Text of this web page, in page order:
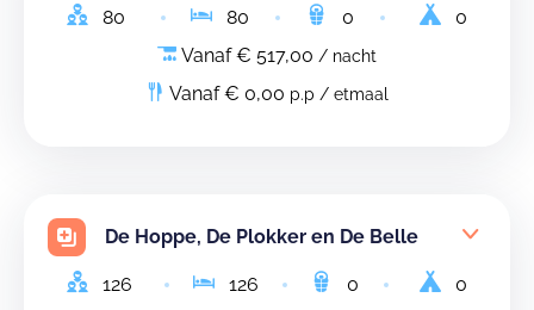
80 80 0
0
Vanaf € 517,00 / nacht
Vanaf € 0,00 p.p / etmaal
De Hoppe, De Plokker en De Belle
126 126 0
0